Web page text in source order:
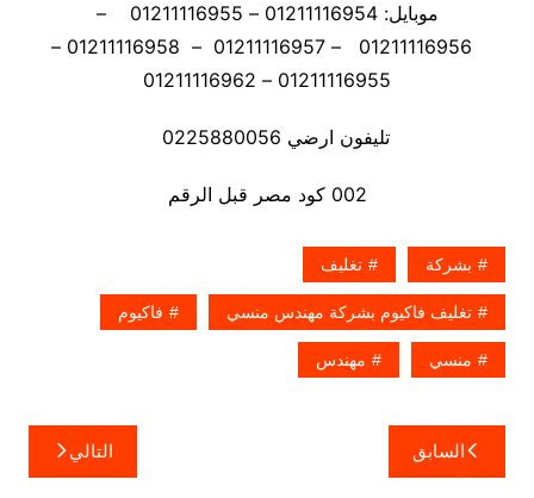
موبايل: 01211116954 – 01211116955 –
01211116956 – 01211116957 – 01211116958 –
01211116955 – 01211116962
تليفون ارضي 0225880056
002 كود مصر قبل الرقم
بشركة تغليف
تغليف فاكيوم بشركة مهندس منسي فاكيوم
منسي مهندس
تصفّح
المقالات
السابق التالي